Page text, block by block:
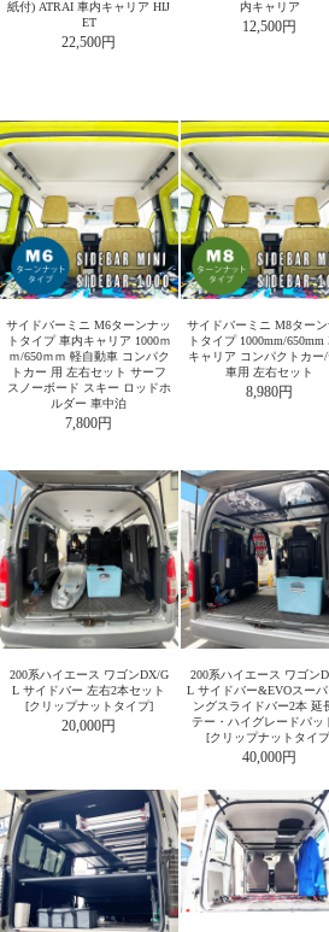
紙付) ATRAI 車内キャリア HIJ
ET
22,500円
内キャリア
12,500円
サイドバーミニ M6ターンナッ
トタイプ 車内キャリア 1000ｍ
ｍ/650ｍｍ 軽自動車 コンパク
トカー 用 左右セット サーフ
スノーボード スキー ロッドホ
ルダー 車中泊
7,800円
サイドバーミニ M8ターン
トタイプ 1000mm/650mm
キャリア コンパクトカー/
車用 左右セット
8,980円
200系ハイエース ワゴンDX/G
L サイドバー 左右2本セット
[クリップナットタイプ]
20,000円
200系ハイエース ワゴン
L サイドバー&EVOスーパ
ングスライドバー2本 延
テー・ハイグレードパッ
[クリップナットタイ
40,000円